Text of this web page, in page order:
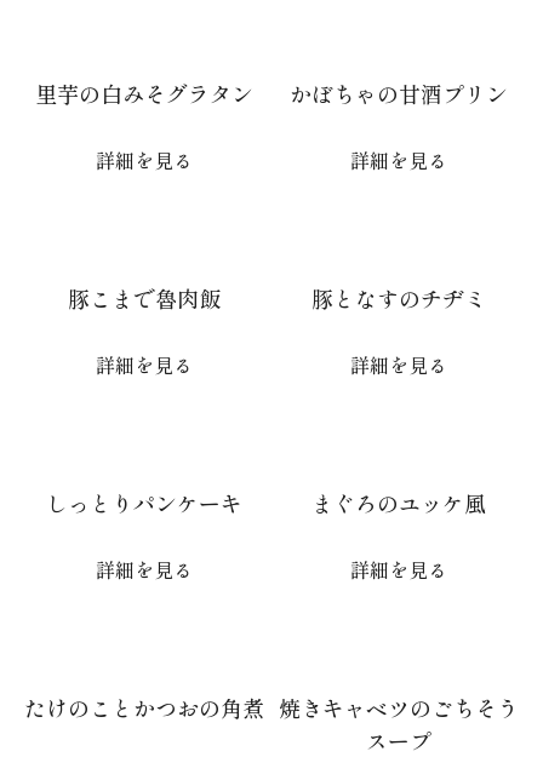
里芋の白みそグラタン
詳細を見る
かぼちゃの甘酒プリン
詳細を見る
豚こまで魯肉飯
詳細を見る
豚となすのチヂミ
詳細を見る
しっとりパンケーキ
詳細を見る
まぐろのユッケ風
詳細を見る
たけのことかつおの角煮 焼きキャベツのごちそう
スープ